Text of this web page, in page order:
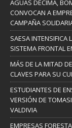
AGUAS DÉCIMA,
CONVOCAN A
CAMPAÑA
SAESA INTENSIFICA
SISTEMA FRONTAL
MÁS DE LA MITAD
CLAVES PARA SU
ESTUDIANTES DE
VERSIÓN DE
VALDIVIA
EMPRESAS